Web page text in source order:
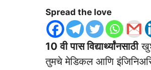
Spread the love
10 वी पास विद्यार्थ्यांनसाठी
तुमचे मेडिकल आणि